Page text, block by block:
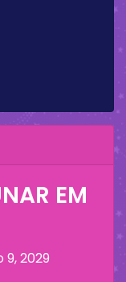
EM
9, 2029